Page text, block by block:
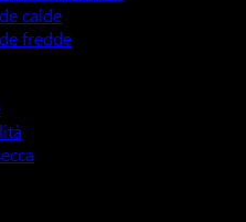
calde
fredde